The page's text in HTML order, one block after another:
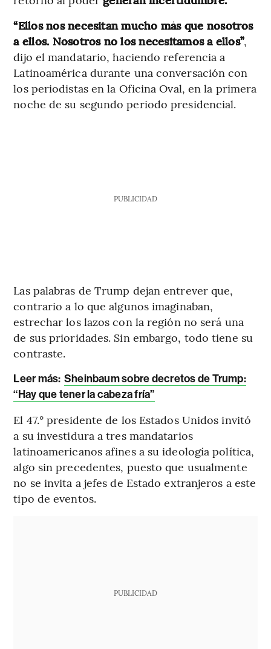
“Ellos nos necesitan mucho más que nosotros
a ellos. Nosotros no los necesitamos a ellos”,
dijo el mandatario, haciendo referencia a
Latinoamérica durante una conversación con
los periodistas en la Oficina Oval, en la primera
noche de su segundo periodo presidencial.
PUBLICIDAD
Las palabras de Trump dejan entrever que,
contrario a lo que algunos imaginaban,
estrechar los lazos con la región no será una
de sus prioridades. Sin embargo, todo tiene su
contraste.
Leer más: Sheinbaum sobre decretos de Trump:
“Hay que tener la cabeza fría”
El 47.° presidente de los Estados Unidos invitó
a su investidura a tres mandatarios
latinoamericanos afines a su ideología política,
algo sin precedentes, puesto que usualmente
no se invita a jefes de Estado extranjeros a este
tipo de eventos.
PUBLICIDAD